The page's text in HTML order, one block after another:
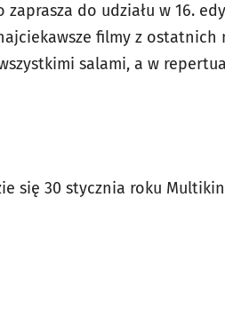
do udziału w 16.
filmy z
salami, a w
się 30 stycznia roku